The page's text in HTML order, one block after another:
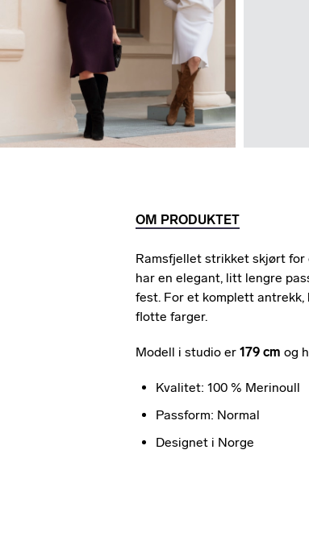
OM PRODUKTET
Ramsfjellet strikket skjørt for
har en elegant, litt lengre
fest. For et komplett antrekk,
flotte farger.
Modell i studio er 179 cm og
Kvalitet: 100 % Merinoull
Passform: Normal
Designet i Norge